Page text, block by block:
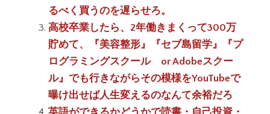
るべく買うのを遅らせろ。
高校卒業したら、2年働きまくって300万
貯めて、『美容整形』『セブ島留学』『プ
ログラミングスクール or Adobeスクー
ル』でも行きながらその模様をYouTubeで
曝け出せば人生変えるのなんて余裕だろ